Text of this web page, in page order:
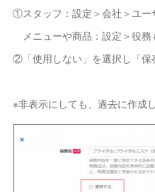
①スタッフ：設定＞会社＞ユー
メニューや商品：設定＞役務
②「使用しない」を選択し「保
※非表示にしても、過去に作成